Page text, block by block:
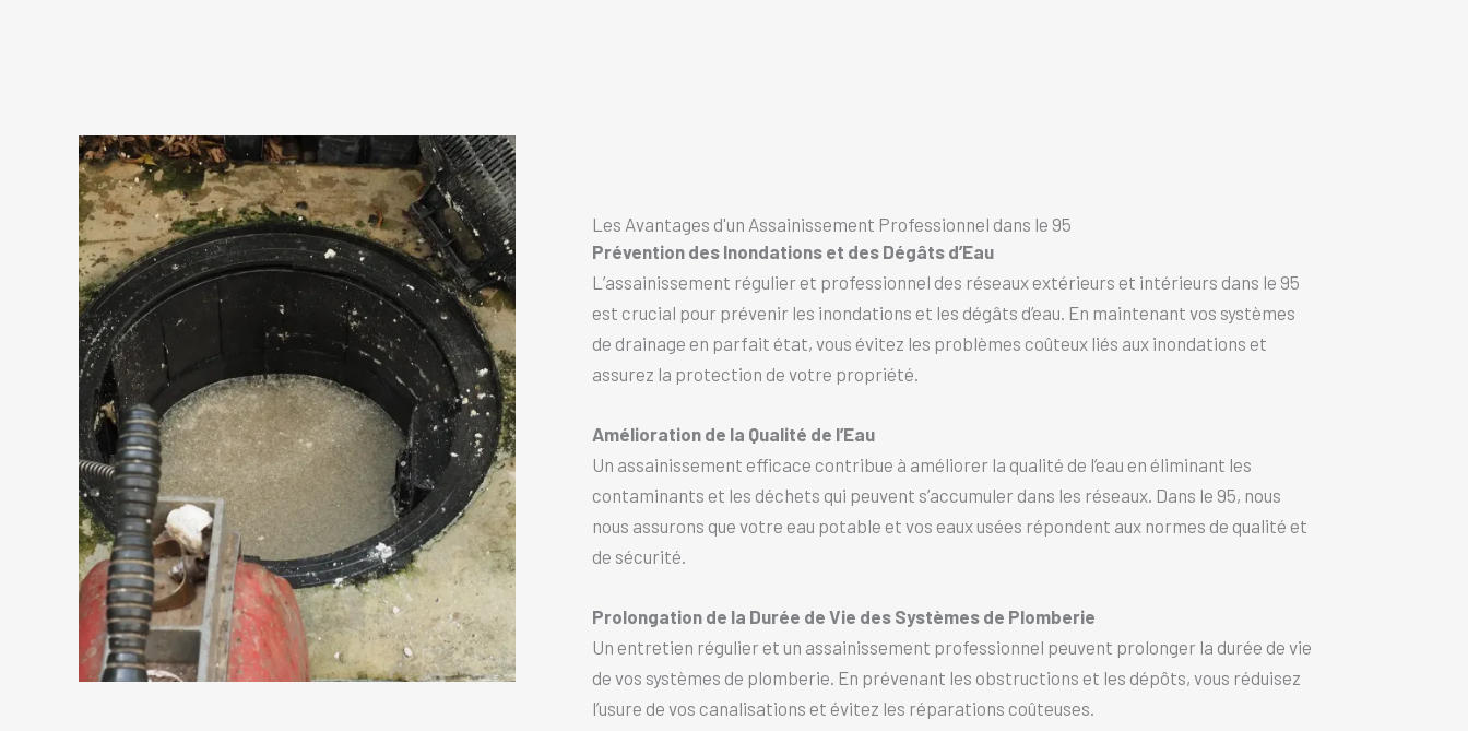
Les Avantages d'un Assainissement Professionnel dans le 95
Prévention des Inondations et des Dégâts d’Eau
L’assainissement régulier et professionnel des réseaux extérieurs et intérieurs dans le 95
est crucial pour prévenir les inondations et les dégâts d’eau. En maintenant vos systèmes
de drainage en parfait état, vous évitez les problèmes coûteux liés aux inondations et
assurez la protection de votre propriété.
Amélioration de la Qualité de l’Eau
Un assainissement efficace contribue à améliorer la qualité de l’eau en éliminant les
contaminants et les déchets qui peuvent s’accumuler dans les réseaux. Dans le 95, nous
nous assurons que votre eau potable et vos eaux usées répondent aux normes de qualité et
de sécurité.
Prolongation de la Durée de Vie des Systèmes de Plomberie
Un entretien régulier et un assainissement professionnel peuvent prolonger la durée de vie
de vos systèmes de plomberie. En prévenant les obstructions et les dépôts, vous réduisez
l’usure de vos canalisations et évitez les réparations coûteuses.